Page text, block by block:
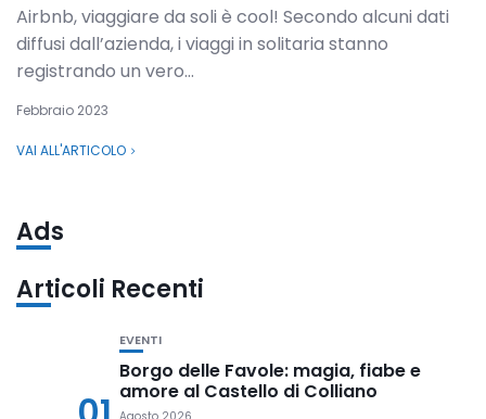
Airbnb, viaggiare da soli è cool! Secondo alcuni dati
diffusi dall’azienda, i viaggi in solitaria stanno
registrando un vero...
Febbraio 2023
VAI ALL'ARTICOLO
Ads
Articoli Recenti
EVENTI
Borgo delle Favole: magia, fiabe e
amore al Castello di Colliano